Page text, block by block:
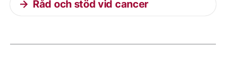
Råd och stöd vid cancer